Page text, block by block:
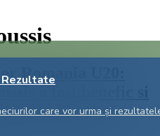
care vor urma și
Romania U20:
a fost benefic si
mai multe